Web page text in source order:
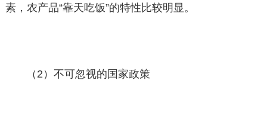
素，农产品“靠天吃饭”的特性比较明显。
（2）不可忽视的国家政策